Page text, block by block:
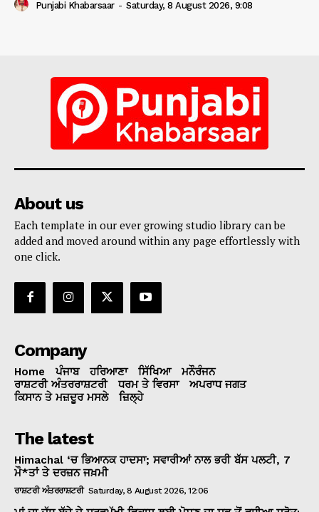
Punjabi Khabarsaar - Saturday, 8 August 2026, 9:08
About us
Each template in our ever growing studio library can be
added and moved around within any page effortlessly with
one click.
Company
Home ਪੰਜਾਬ ਹਰਿਆਣਾ ਸਿੱਖਿਆ
ਮਨੌਰੰਜਨ
ਰਾਸ਼ਟਰੀ ਅੰਤਰਰਾਸ਼ਟਰੀ
ਧਰਮ ਤੇ ਵਿਰਸਾ
ਅਪਰਾਧ ਜਗਤ
ਕਿਸਾਨ ਤੇ ਮਜ਼ਦੂਰ ਮਸਲੇ
ਜ਼ਿਲ੍ਹੇ
The latest
Himachal ‘ਚ ਭਿਆਨਕ ਹਾਦਸਾ; ਸਵਾਰੀਆਂ ਨਾਲ ਭਰੀ ਬੱਸ ਪਲਟੀ, 7
ਮੌ*ਤਾਂ ਤੇ ਦਰਜ਼ਨ ਜਖ਼ਮੀ
ਰਾਸ਼ਟਰੀ ਅੰਤਰਰਾਸ਼ਟਰੀ Saturday, 8 August 2026, 12:06